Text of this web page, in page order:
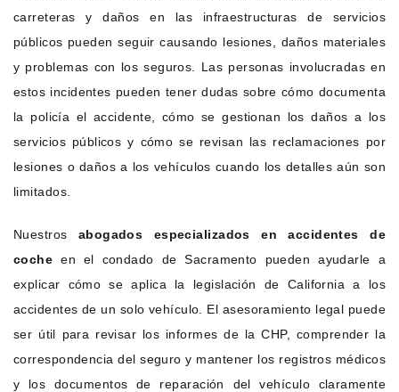
carreteras y daños en las infraestructuras de servicios
públicos pueden seguir causando lesiones, daños materiales
y problemas con los seguros. Las personas involucradas en
estos incidentes pueden tener dudas sobre cómo documenta
la policía el accidente, cómo se gestionan los daños a los
servicios públicos y cómo se revisan las reclamaciones por
lesiones o daños a los vehículos cuando los detalles aún son
limitados.
Nuestros abogados especializados en accidentes de
coche en el condado de Sacramento pueden ayudarle a
explicar cómo se aplica la legislación de California a los
accidentes de un solo vehículo. El asesoramiento legal puede
ser útil para revisar los informes de la CHP, comprender la
correspondencia del seguro y mantener los registros médicos
y los documentos de reparación del vehículo claramente